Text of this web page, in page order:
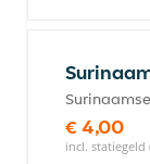
€ 4,00
incl. statiegeld